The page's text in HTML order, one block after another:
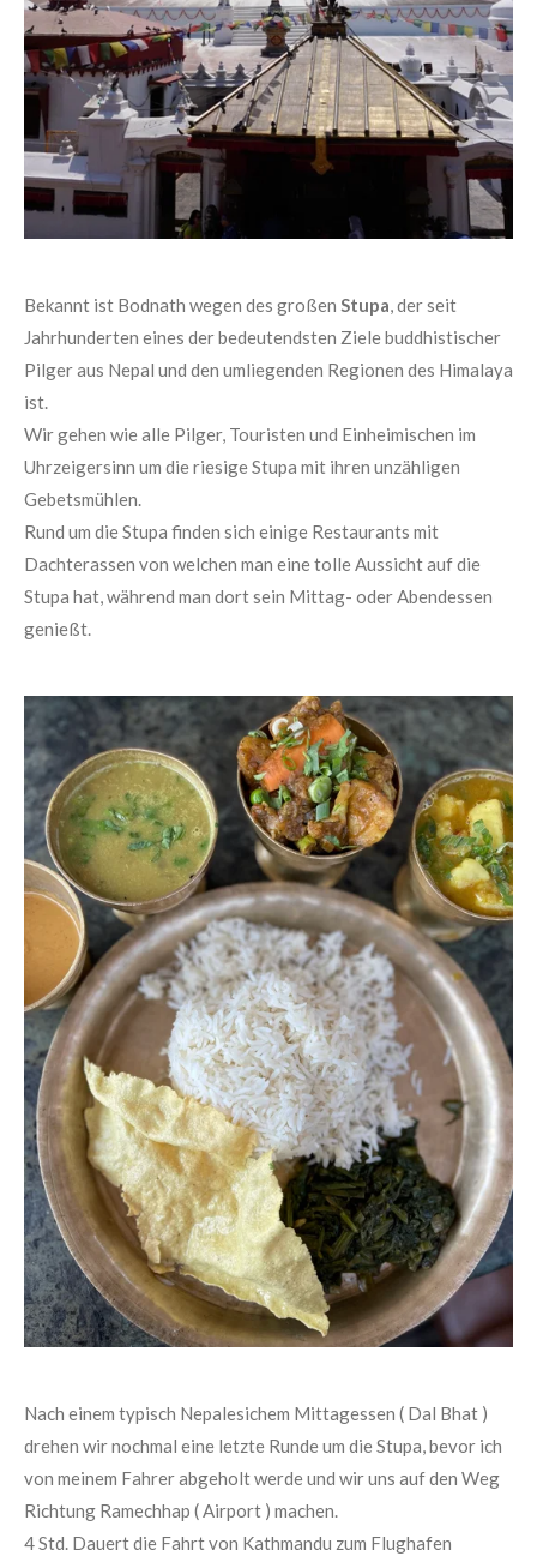
Bekannt ist Bodnath wegen des großen Stupa , der seit
Jahrhunderten eines der bedeutendsten Ziele buddhistischer
Pilger aus Nepal und den umliegenden Regionen des Himalaya
ist.
Wir gehen wie alle Pilger, Touristen und Einheimischen im
Uhrzeigersinn um die riesige Stupa mit ihren unzähligen
Gebetsmühlen.
Rund um die Stupa finden sich einige Restaurants mit
Dachterassen von welchen man eine tolle Aussicht auf die
Stupa hat, während man dort sein Mittag- oder Abendessen
genießt.
Nach einem typisch Nepalesichem Mittagessen ( Dal Bhat )
drehen wir nochmal eine letzte Runde um die Stupa, bevor ich
von meinem Fahrer abgeholt werde und wir uns auf den Weg
Richtung Ramechhap ( Airport ) machen.
4 Std. Dauert die Fahrt von Kathmandu zum Flughafen